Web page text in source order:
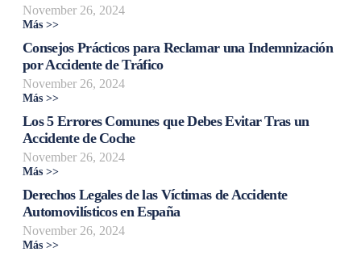
November 26, 2024
Más >>
Consejos Prácticos para Reclamar una Indemnización
por Accidente de Tráfico
November 26, 2024
Más >>
Los 5 Errores Comunes que Debes Evitar Tras un
Accidente de Coche
November 26, 2024
Más >>
Derechos Legales de las Víctimas de Accidente
Automovilísticos en España
November 26, 2024
Más >>